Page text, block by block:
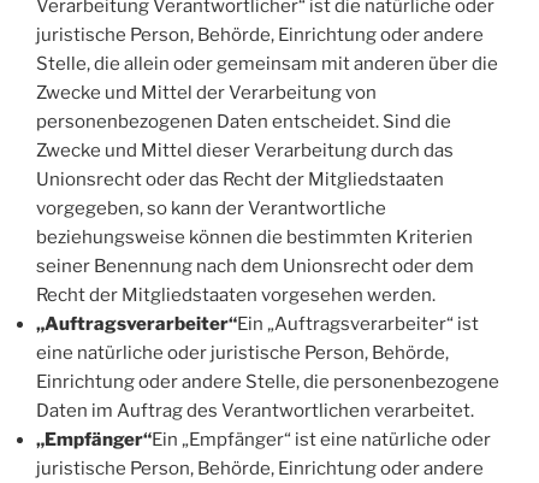
Verarbeitung Verantwortlicher“ ist die natürliche oder
juristische Person, Behörde, Einrichtung oder andere
Stelle, die allein oder gemeinsam mit anderen über die
Zwecke und Mittel der Verarbeitung von
personenbezogenen Daten entscheidet. Sind die
Zwecke und Mittel dieser Verarbeitung durch das
Unionsrecht oder das Recht der Mitgliedstaaten
vorgegeben, so kann der Verantwortliche
beziehungsweise können die bestimmten Kriterien
seiner Benennung nach dem Unionsrecht oder dem
Recht der Mitgliedstaaten vorgesehen werden.
„Auftragsverarbeiter“Ein „Auftragsverarbeiter“ ist
eine natürliche oder juristische Person, Behörde,
Einrichtung oder andere Stelle, die personenbezogene
Daten im Auftrag des Verantwortlichen verarbeitet.
„Empfänger“Ein „Empfänger“ ist eine natürliche oder
juristische Person, Behörde, Einrichtung oder andere